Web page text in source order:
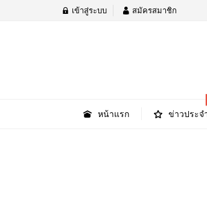
เข้าสู่ระบบ สมัครสมาชิก
หน้าแรก ข่าวประจ